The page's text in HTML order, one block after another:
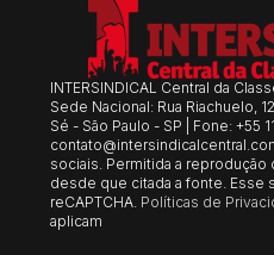
INTERSINDICAL Central da
Sede Nacional: Rua Riachuelo,
Sé - São Paulo - SP | Fone: +55
sociais. Permitida a
desde que citada a fonte.
reCAPTCHA. Políticas de
aplicam